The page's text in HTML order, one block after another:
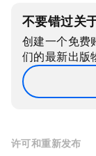
不要错过关
创建一个免费
们的最新出版
许可和重新发布